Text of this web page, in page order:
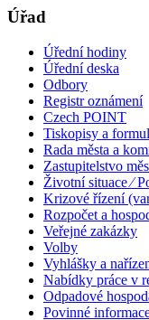
Úřad
Úřední hodiny
Úřední deska
Odbory
Registr oznámení
Czech POINT
Tiskopisy a
Rada města a
Zastupitelstvo
Životní situace ⁄
Krizové řízení
Rozpočet a
Veřejné zakázky
Volby
Vyhlášky a
Nabídky práce v
Odpadové
Povinné